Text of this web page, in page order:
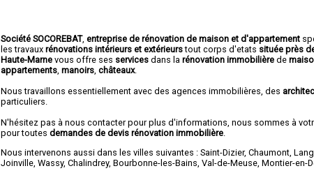
Société SOCOREBAT,entreprise de rénovation de maison et d'appartement
les travauxrénovations intérieurs et extérieurstout corps d'etats située près
Haute-Marnevous offre ses services dans larénovation immobilière de
appartements ,manoirs ,châteaux.
Nous travaillons essentiellement avec des agences immobilières, des
particuliers.
N'hésitez pas à nous contacter pour plus d'informations, nous sommes à
pour toutesdemandes de devis rénovation immobilière
Nous intervenons aussi dans les villes suivantes :Saint-Dizier,Chaumont ,
Joinville ,Wassy,Chalindrey,Bourbonne-les-Bains ,Val-de-Meuse ,Montier-en-